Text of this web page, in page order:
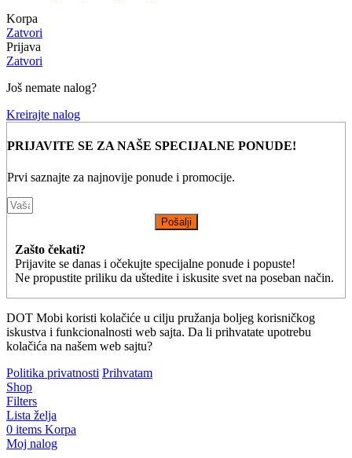
Korpa
Zatvori
Prijava
Zatvori
Još nemate nalog?
Kreirajte nalog
PRIJAVITE SE ZA NAŠE SPECIJALNE PONUDE!
Prvi saznajte za najnovije ponude i promocije.
Pošalji
Zašto čekati?
Prijavite se danas i očekujte specijalne ponude i popuste!
Ne propustite priliku da uštedite i iskusite svet na poseban način.
DOT Mobi koristi kolačiće u cilju pružanja boljeg korisničkog
iskustva i funkcionalnosti web sajta. Da li prihvatate upotrebu
kolačića na našem web sajtu?
Politika privatnosti Prihvatam
Shop
Filters
Lista želja
0 items Korpa
Moj nalog